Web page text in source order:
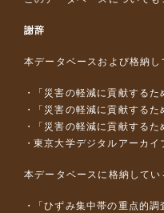
謝辞
本データベースおよび格納
「災害の軽減に貢献する
「災害の軽減に貢献する
「災害の軽減に貢献する
東京大学デジタルアーカイ
本データベースに格納して
「ひずみ集中帯の重点的